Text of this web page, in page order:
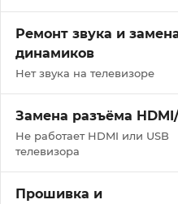
Ремонт звука и
динамиков
Нет звука на телевизоре
Замена разъёма
Не работает HDMI или USB
телевизора
Прошивка и